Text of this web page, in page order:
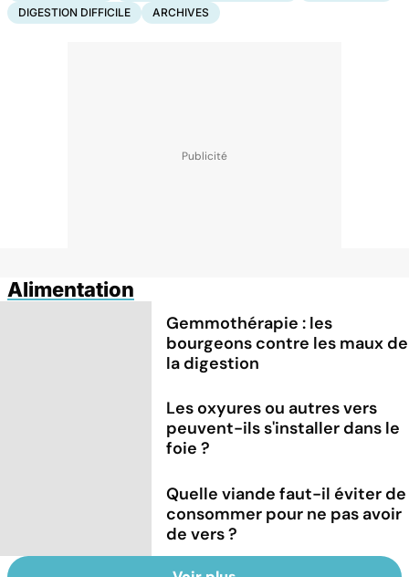
DIGESTION DIFFICILE
ARCHIVES
Alimentation
Gemmothérapie : les
bourgeons contre les maux de
la digestion
Les oxyures ou autres vers
peuvent-ils s'installer dans le
foie ?
Quelle viande faut-il éviter de
consommer pour ne pas avoir
de vers ?